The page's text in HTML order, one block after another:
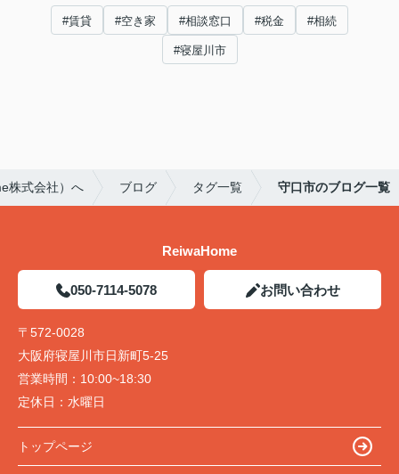
#賃貸 #空き家 #相談窓口 #税金 #相続
#寝屋川市
株式会社）へ ブログ タグ一覧 守口市のブログ一覧
ReiwaHome
050-7114-5078 お問い合わせ
〒572-0028
大阪府寝屋川市日新町5-25
営業時間： 10:00~18:30
定休日： 水曜日
トップページ